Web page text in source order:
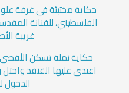
حكاية مختبئة في غرفة
الفلسطيني، للفنانة
غريبة
حكاية نملة تسكن
اعتدى عليها القنفذ
الدخول